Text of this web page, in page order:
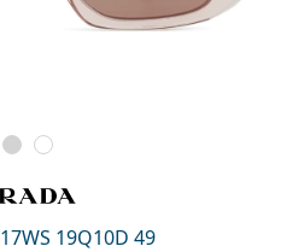
19Q10D 49